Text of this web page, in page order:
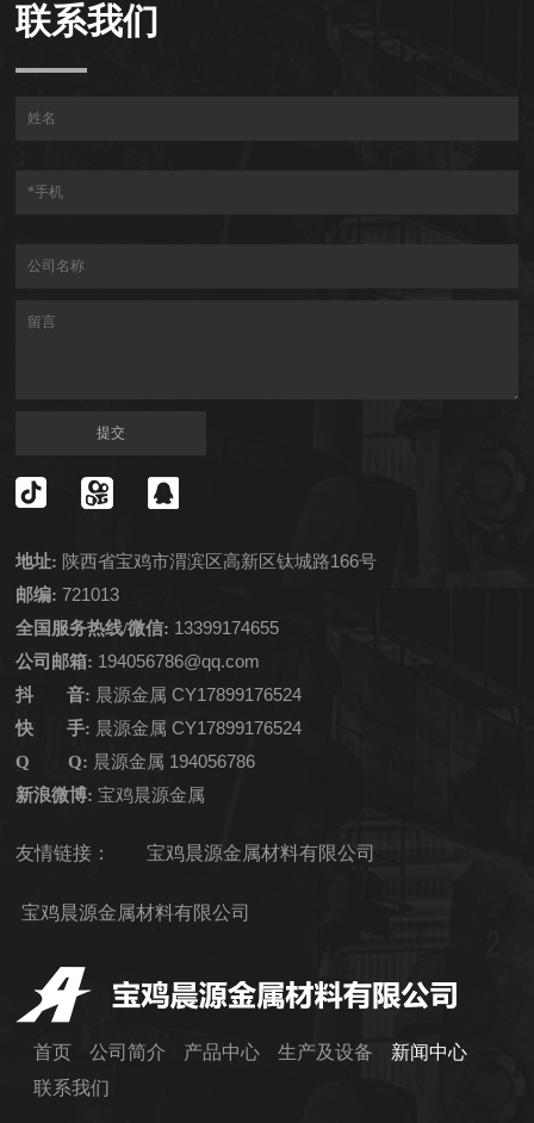
联系我们
提交
地址: 陕西省宝鸡市渭滨区高新区钛城路166号
邮编: 721013
全国服务热线/微信: 13399174655
公司邮箱: 194056786@qq.com
抖 音: 晨源金属 CY17899176524
快 手: 晨源金属 CY17899176524
Q Q: 晨源金属 194056786
新浪微博: 宝鸡晨源金属
友情链接： 宝鸡晨源金属材料有限公司
宝鸡晨源金属材料有限公司
首页 公司简介 产品中心 生产及设备
新闻中心
联系我们